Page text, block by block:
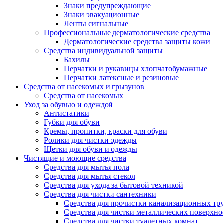
Знаки предупреждающие
Знаки эвакуационные
Ленты сигнальные
Профессиональные дерматологические средства
Дерматологические средства защиты кожи
Средства индивидуальной защиты
Бахилы
Перчатки и рукавицы хлопчатобумажные
Перчатки латексные и резиновые
Средства от насекомых и грызунов
Средства от насекомых
Уход за обувью и одеждой
Антистатики
Губки для обуви
Кремы, пропитки, краски для обуви
Ролики для чистки одежды
Щетки для обуви и одежды
Чистящие и моющие средства
Средства для мытья пола
Средства для мытья стекол
Средства для ухода за бытовой техникой
Средства для чистки сантехники
Средства для прочистки канализационных
Средства для чистки металлических
Средства для чистки туалетных комнат